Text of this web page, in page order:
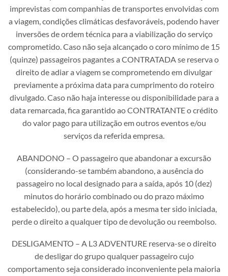
imprevistas com companhias de transportes envolvidas com
a viagem, condições climáticas desfavoráveis, podendo haver
inversões de ordem técnica para a viabilização do serviço
comprometido. Caso não seja alcançado o coro mínimo de 15
(quinze) passageiros pagantes a CONTRATADA se reserva o
direito de adiar a viagem se comprometendo em divulgar
previamente a próxima data para cumprimento do roteiro
divulgado. Caso não haja interesse ou disponibilidade para a
data remarcada, fica garantido ao CONTRATANTE o crédito
do valor pago para utilização em outros eventos e/ou
serviços da referida empresa.
ABANDONO – O passageiro que abandonar a excursão
(considerando-se também abandono, a ausência do
passageiro no local designado para a saída, após 10 (dez)
minutos do horário combinado ou do prazo máximo
estabelecido), ou parte dela, após a mesma ter sido iniciada,
perde o direito a qualquer tipo de devolução ou reembolso.
DESLIGAMENTO – A L3 ADVENTURE reserva-se o direito
de desligar do grupo qualquer passageiro cujo
comportamento seja considerado inconveniente pela maioria